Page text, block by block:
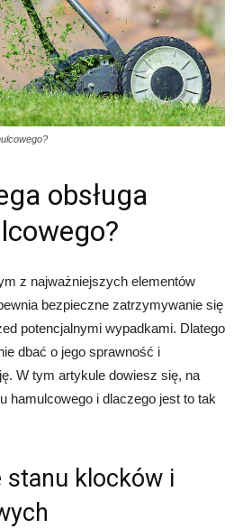
obsługa
z najważniejszych elementów
bezpieczne zatrzymywanie się
potencjalnymi wypadkami. Dlatego
dbać o jego sprawność i
W tym artykule dowiesz się, na
hamulcowego i dlaczego jest to tak
stanu klocków i